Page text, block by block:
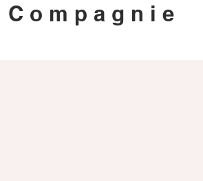
C o m p a g n i e